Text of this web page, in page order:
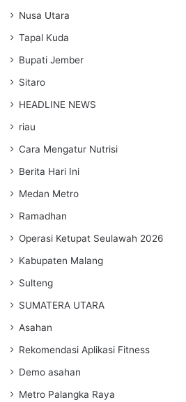
Nusa Utara
Tapal Kuda
Bupati Jember
Sitaro
HEADLINE NEWS
riau
Cara Mengatur Nutrisi
Berita Hari Ini
Medan Metro
Ramadhan
Operasi Ketupat Seulawah 2026
Kabupaten Malang
Sulteng
SUMATERA UTARA
Asahan
Rekomendasi Aplikasi Fitness
Demo asahan
Metro Palangka Raya